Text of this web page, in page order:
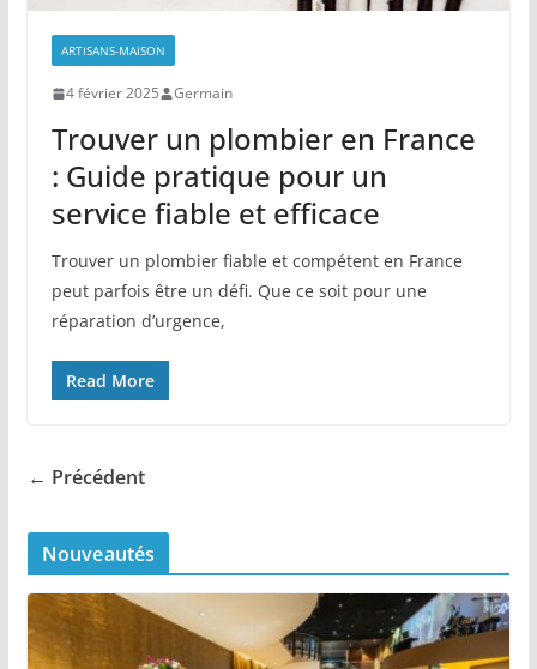
ARTISANS-MAISON
4 février 2025 Germain
Trouver un plombier en France
: Guide pratique pour un
service fiable et efficace
Trouver un plombier fiable et compétent en France
peut parfois être un défi. Que ce soit pour une
réparation d’urgence,
Read More
← Précédent
Nouveautés